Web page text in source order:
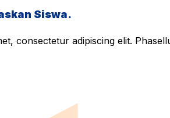
Siswa.
consectetur adipiscing elit.